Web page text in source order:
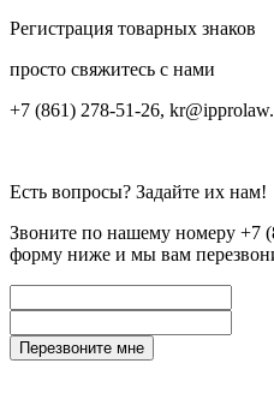
Регистрация товарных знаков
просто свяжитесь с нами
+7 (861) 278-51-26,
Есть вопросы? Задайте их нам!
Звоните по нашему номеру +7
форму ниже и мы вам